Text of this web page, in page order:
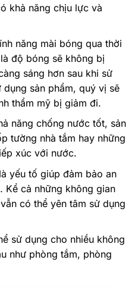
khả năng chịu lực và
năng mài bóng qua thời
độ bóng sẽ không bị
sáng hơn sau khi sử
sản phẩm, quý vị sẽ
thẩm mỹ bị giảm đi.
năng chống nước tốt, sản
tường nhà tắm hay những
xúc với nước.
yếu tố giúp đảm bảo an
Kể cả những không gian
có thể yên tâm sử dụng
sử dụng cho nhiều không
như phòng tắm, phòng